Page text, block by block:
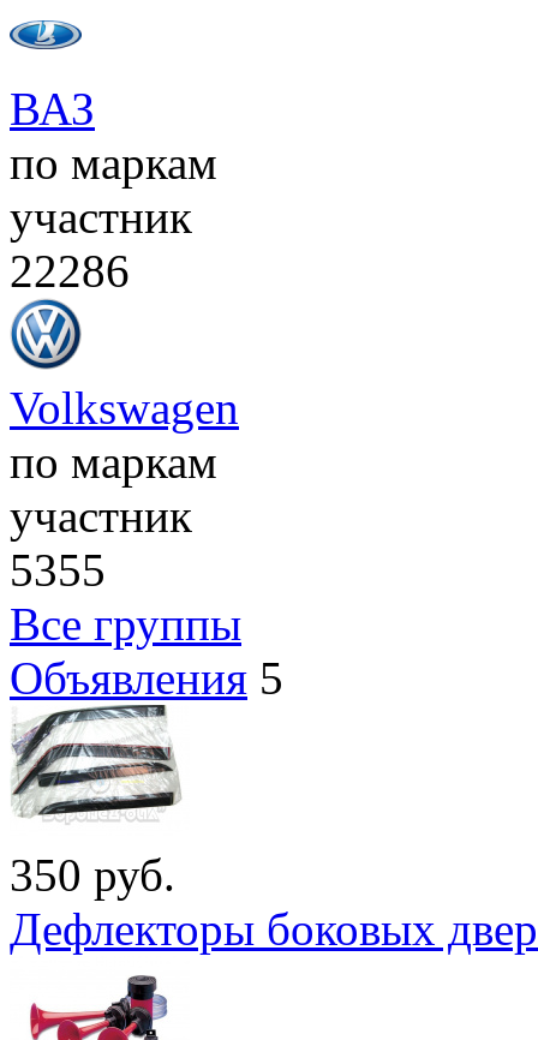
ВАЗ
по маркам
участник
22286
Volkswagen
по маркам
участник
5355
Все группы
Объявления 5
350 руб.
Дефлекторы боковых